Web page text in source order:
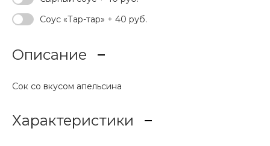
Соус «Тар-тар» + 40 руб.
Описание
Сок со вкусом апельсина
Характеристики